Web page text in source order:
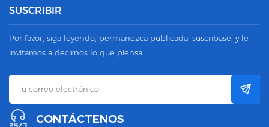
SUSCRIBIR
Por favor, siga leyendo, permanezca publicada, suscríbase, y le
invitamos a decirnos lo que piensa.
CONTÁCTENOS